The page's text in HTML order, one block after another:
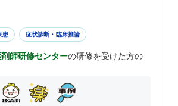
患 症状診断・臨床推論
剤師研修センターの研修を受けた方の